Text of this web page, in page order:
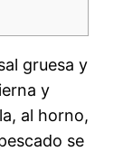
gruesa y
y
al horno,
se